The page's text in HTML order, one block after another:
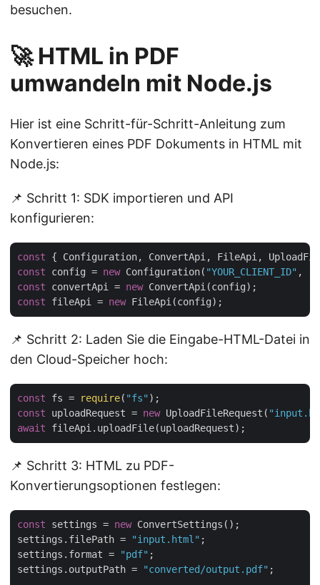
besuchen.
🚀 HTML in PDF
umwandeln mit Node.js
Hier ist eine Schritt-für-Schritt-Anleitung zum
Konvertieren eines PDF Dokuments in HTML mit
Node.js:
📌 Schritt 1: SDK importieren und API
konfigurieren:
const { Configuration, ConvertApi, FileApi,
const config = new Configuration( "YOUR_CLIENT_ID" ,
const convertApi = new
const fileApi = new
📌 Schritt 2: Laden Sie die Eingabe-HTML-Datei in
den Cloud-Speicher hoch:
const fs = require( "fs"
const uploadRequest = new UploadFileRequest(
await
📌 Schritt 3: HTML zu PDF-
Konvertierungsoptionen festlegen:
const settings = new ConvertSettings();
settings.filePath =
"input.html" ;
settings.format =
"pdf" ;
settings.outputPath =
"converted/output.pdf" ;